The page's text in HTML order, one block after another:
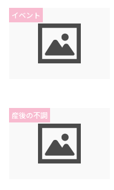
イベント
産後の不調